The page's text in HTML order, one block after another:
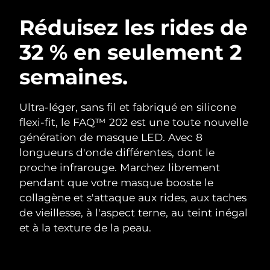
Réduisez les rides de
32 % en seulement 2
semaines.
Ultra-léger, sans fil et fabriqué en silicone
flexi-fit, le FAQ™ 202 est une toute nouvelle
génération de masque LED. Avec 8
longueurs d'onde différentes, dont le
proche infrarouge. Marchez librement
pendant que votre masque booste le
collagène et s'attaque aux rides, aux taches
de vieillesse, à l'aspect terne, au teint inégal
et à la texture de la peau.
Nettoyage du visage
Anti-aging massage
LUNA™ 4 Plus
Massage, LED heating
LUNA™ 4 Men
For men, anti-aging massage
Microcurrent toning
BEAR™ 2 go
Microcurrent toning on-the-go
BEAR™ 2 eyes & lips
Microcurrent line smoothing device
Hydratation
UFO™ 3 coffret
Deep facial hydration
UFO™ 3 LED
Near-infrared and red light therapy
Soin bucco-dentaire
issa™ 4
Hybrid silicone sonic toothbrush
issa™ 4 plus
FAQ™ TRAITEMENT ANTI-ÂGE
NEW
Autriche Livraison estimée 08/08/2026
Bahreïn Livraison estimée09/08/2026
Belgique
Bermudes Livraison estimée14/08/2026
Bosnie-Herzégovine Livraison estimée
Brunei Livraison estimée
Bulgarie Livraison estimée 08/08/2026
Canada Livraison estimée12/08/2026